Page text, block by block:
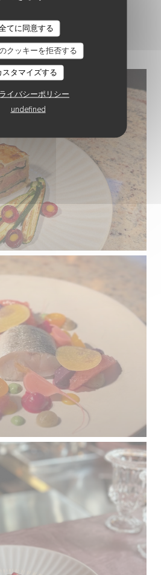
てに同意する
クッキーを拒否する
スタマイズする
イバシーポリシー
undefined
PLATS
CLO